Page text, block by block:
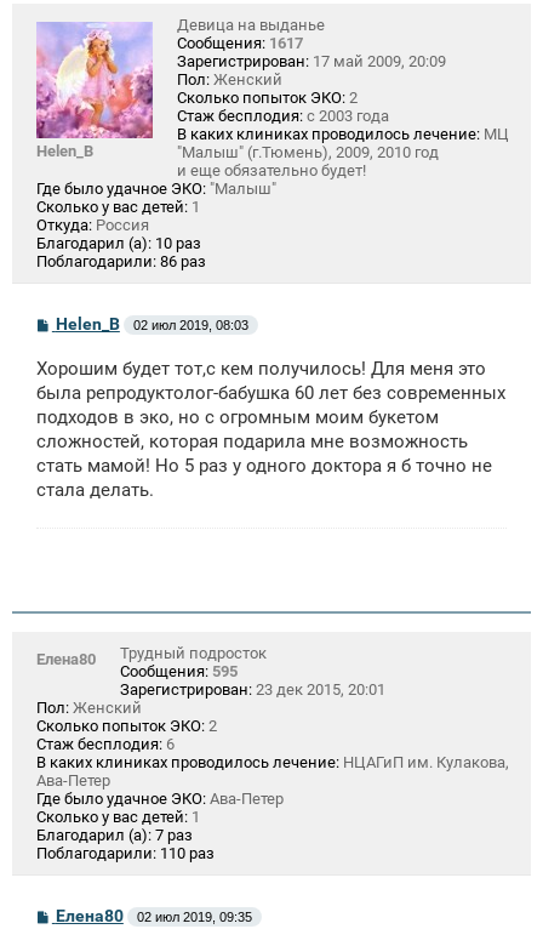
Helen_B
Девица на выданье
Сообщения: 1617
Зарегистрирован: 17 май 2009, 20:09
Пол: Женский
Сколько попыток ЭКО: 2
Стаж бесплодия: с 2003 года
В каких клиниках проводилось лечение: МЦ
"Малыш" (г.Тюмень), 2009, 2010 год
и еще обязательно будет!
Где было удачное ЭКО: "Малыш"
Сколько у вас детей: 1
Откуда: Россия
Благодарил (а): 10 раз
Поблагодарили: 86 раз
С
о
б
щ
н
и
Helen_B 02 июл 2019, 08:03
Хорошим будет тот,с кем получилось! Для меня это
была репродуктолог-бабушка 60 лет без современных
подходов в эко, но с огромным моим букетом
сложностей, которая подарила мне возможность
стать мамой! Но 5 раз у одного доктора я б точно не
стала делать.
Елена80
Трудный подросток
Сообщения: 595
Зарегистрирован: 23 дек 2015, 20:01
Пол: Женский
Сколько попыток ЭКО: 2
Стаж бесплодия: 6
В каких клиниках проводилось лечение: НЦАГиП им. Кулакова,
Ава-Петер
Где было удачное ЭКО: Ава-Петер
Сколько у вас детей: 1
Благодарил (а): 7 раз
Поблагодарили: 110 раз
СЕлена80 02 июл 2019, 09:35